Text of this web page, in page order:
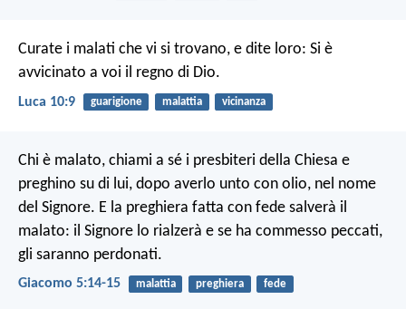
Curate i malati che vi si trovano, e dite loro: Si è
avvicinato a voi il regno di Dio.
Luca 10:9 guarigione malattia vicinanza
Chi è malato, chiami a sé i presbiteri della Chiesa e
preghino su di lui, dopo averlo unto con olio, nel nome
del Signore. E la preghiera fatta con fede salverà il
malato: il Signore lo rialzerà e se ha commesso peccati,
gli saranno perdonati.
Giacomo 5:14-15 malattia preghiera fede